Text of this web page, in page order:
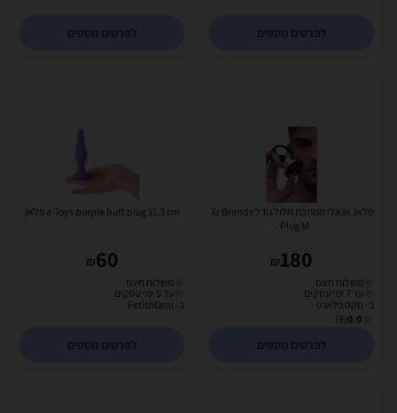
לפרטים נוספים לפרטים נוספים
פלאג אנאלי ממתכת חלול גודל Xr Brands
- Plug M
180
₪
משלוח חינם
עד 7 ימי עסקים
ב- סקס פלאנט
0.0
(9)
לפרטים נוספים
a-Toys purple butt plug 11.3 cm פלאג
60
₪
משלוח חינם
עד 5 ימי עסקים
ב- FetishDeal
לפרטים נוספים